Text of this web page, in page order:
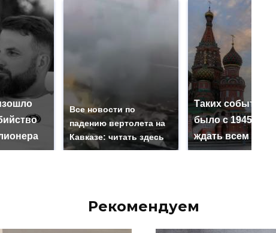
Все новости по
падению вертолета на
Кавказе: читать здесь
Таких событий не
было с 1945: чего
ждать всем нам?
Рекомендуем